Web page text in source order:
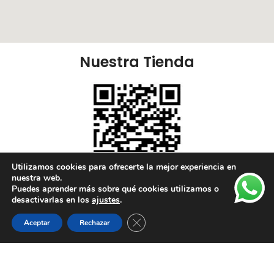
Nuestra Tienda
Nuestras Redes:
de deseos
CarritoMi cuenta
Utilizamos cookies para ofrecerte la mejor experiencia en
nuestra web.
Puedes aprender más sobre qué cookies utilizamos o
desactivarlas en los ajustes.
Aceptar Rechazar Cerrar el banner de cookies RGPD